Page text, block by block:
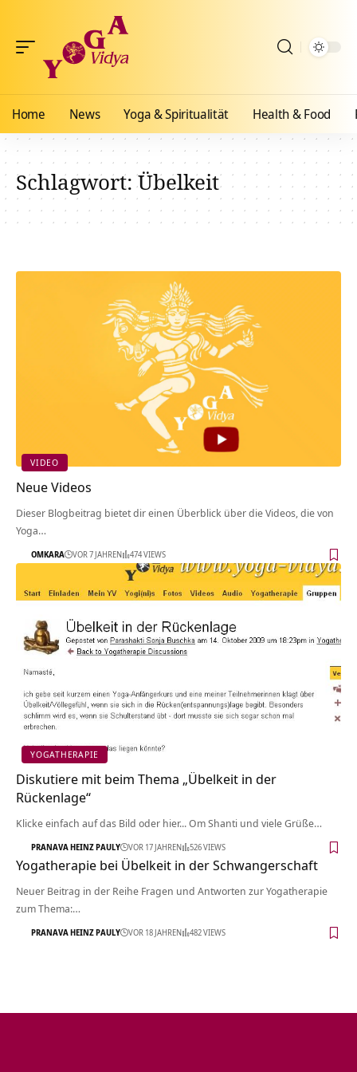
Home News Yoga & Spiritualität Health & Food
Schlagwort:Übelkeit
VIDEO
Neue Videos
Dieser Blogbeitrag bietet dir einen Überblick über die Videos, die von
Yoga…
OMKARA VOR 7 JAHREN 474 VIEWS
YOGATHERAPIE
Diskutiere mit beim Thema „Übelkeit in der
Rückenlage“
Klicke einfach auf das Bild oder hier... Om Shanti und viele Grüße…
PRANAVA HEINZ PAULY VOR 17 JAHREN 526 VIEWS
Yogatherapie bei Übelkeit in der Schwangerschaft
Neuer Beitrag in der Reihe Fragen und Antworten zur Yogatherapie
zum Thema:…
PRANAVA HEINZ PAULY VOR 18 JAHREN 482 VIEWS